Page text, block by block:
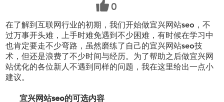
0
在了解到互联网行业的初期，我们开始做宜兴网站seo，不
过万事开头难，上手时难免遇到不少困难，有时候在学习中
也肯定要走不少弯路，虽然磨练了自己的宜兴网站seo技
术，但还是浪费了不少时间与经历。为了帮助之后做宜兴网
站优化的各位新人不遇到同样的问题，我在这里给出一点小
建议。
宜兴网站seo的可选内容